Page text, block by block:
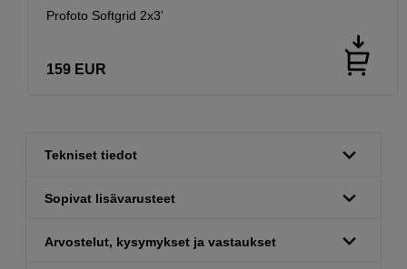
Profoto Softgrid 2x3'
159 EUR
Tekniset tiedot
Sopivat lisävarusteet
Arvostelut, kysymykset ja vastaukset